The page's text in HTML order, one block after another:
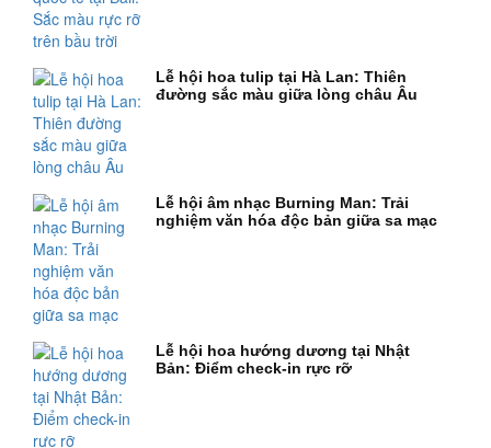
Lễ hội hoa tulip tại Hà Lan: Thiên
đường sắc màu giữa lòng châu Âu
Lễ hội âm nhạc Burning Man: Trải
nghiệm văn hóa độc bản giữa sa mạc
Lễ hội hoa hướng dương tại Nhật
Bản: Điểm check-in rực rỡ